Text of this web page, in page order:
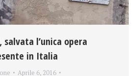
salvata l’unica opera
in Italia
Aprile 6, 2016